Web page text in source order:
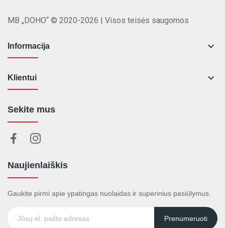
MB „DOHO“ © 2020-2026 | Visos teisės saugomos
Informacija 
Klientui 
Sekite mus
Naujienlaiškis
Gaukite pirmi apie ypatingas nuolaidas ir superinius pasiūlymus.
Prenumeruoti